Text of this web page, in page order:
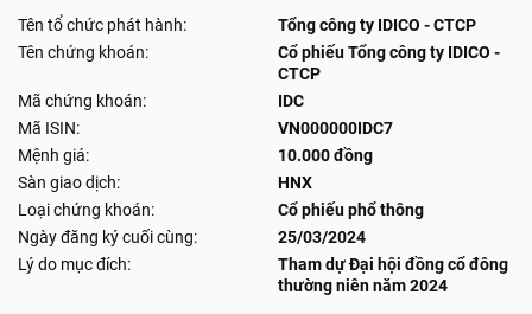
Tên tổ chức phát hành:
Tổng công ty IDICO - CTCP
Tên chứng khoán:
Cổ phiếu Tổng công ty IDICO -
CTCP
Mã chứng khoán:
IDC
Mã ISIN:
VN000000IDC7
Mệnh giá:
10.000 đồng
Sàn giao dịch:
HNX
Loại chứng khoán:
Cổ phiếu phổ thông
Ngày đăng ký cuối cùng:
25/03/2024
Lý do mục đích:
Tham dự Đại hội đồng cổ đông
thường niên năm 2024